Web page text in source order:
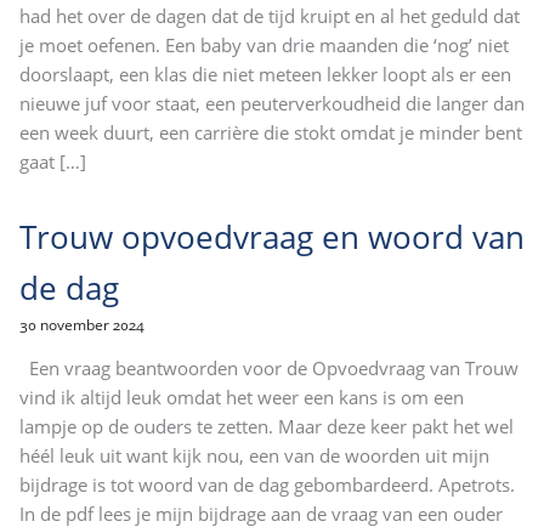
had het over de dagen dat de tijd kruipt en al het geduld dat
je moet oefenen. Een baby van drie maanden die ‘nog’ niet
doorslaapt, een klas die niet meteen lekker loopt als er een
nieuwe juf voor staat, een peuterverkoudheid die langer dan
een week duurt, een carrière die stokt omdat je minder bent
gaat […]
Trouw opvoedvraag en woord van
de dag
30 november 2024
Een vraag beantwoorden voor de Opvoedvraag van Trouw
vind ik altijd leuk omdat het weer een kans is om een
lampje op de ouders te zetten. Maar deze keer pakt het wel
héél leuk uit want kijk nou, een van de woorden uit mijn
bijdrage is tot woord van de dag gebombardeerd. Apetrots.
In de pdf lees je mijn bijdrage aan de vraag van een ouder